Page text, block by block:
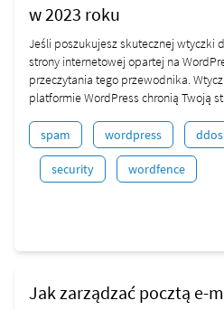
w 2023 roku
Jeśli poszukujesz skutecznej wtyczki
strony internetowej opartej na
przeczytania tego przewodnika.
platformie WordPress chronią Twoją
spam wordpress ddos
security wordfence
Jak zarządzać pocztą e-